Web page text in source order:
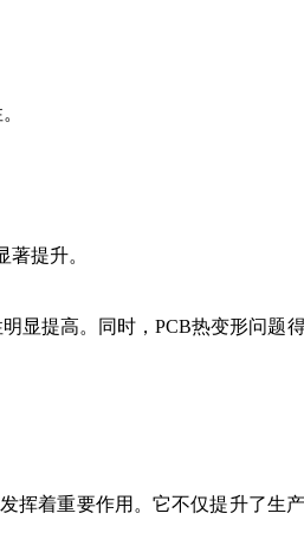
提升。
提高。同时，PCB热变形问题
着重要作用。它不仅提升了生